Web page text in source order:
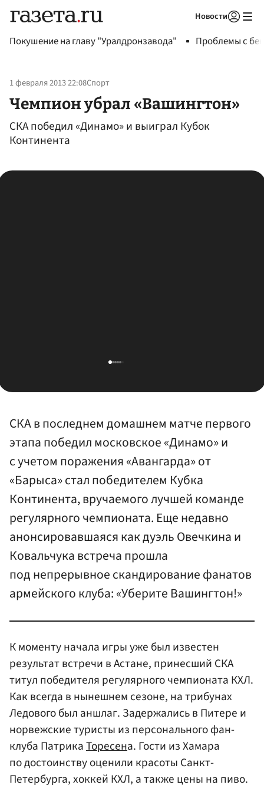
Новости
Покушение на главу "Уралдронзавода" Проблемы с
1 февраля 2013 22:08Спорт
Чемпион убрал «Вашингтон»
СКА победил «Динамо» и выиграл Кубок
Континента
СКА в последнем домашнем матче первого
этапа победил московское «Динамо» и
с учетом поражения «Авангарда» от
«Барыса» стал победителем Кубка
Континента, вручаемого лучшей команде
регулярного чемпионата. Еще недавно
анонсировавшаяся как дуэль Овечкина и
Ковальчука встреча прошла
под непрерывное скандирование фанатов
армейского клуба: «Уберите Вашингтон!»
К моменту начала игры уже был известен
результат встречи в Астане, принесший СКА
титул победителя регулярного чемпионата КХЛ.
Как всегда в нынешнем сезоне, на трибунах
Ледового был аншлаг. Задержались в Питере и
норвежские туристы из персонального фан-
клуба ПатрикаТоресена. Гости из Хамара
по достоинству оценили красоты Санкт-
Петербурга, хоккей КХЛ, а также цены на пиво.